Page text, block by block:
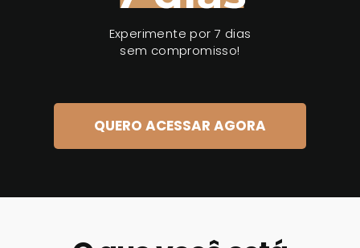
Experimente por 7 dias
sem compromisso!
QUERO ACESSAR AGORA